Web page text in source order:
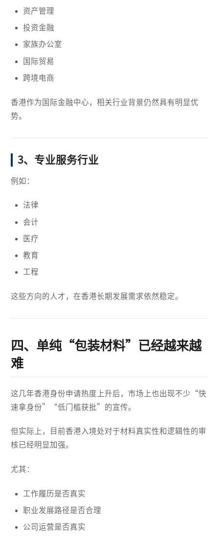
资产管理
投资金融
家族办公室
国际贸易
跨境电商
香港作为国际金融中心，相关行业背景仍然具有明显优
势。
3、专业服务行业
例如：
法律
会计
医疗
教育
工程
这些方向的人才，在香港长期发展需求依然稳定。
四、单纯“包装材料”已经越来越
难
这几年香港身份申请热度上升后，市场上也出现不少“快
速拿身份”“低门槛获批”的宣传。
但实际上，目前香港入境处对于材料真实性和逻辑性的审
核已经明显加强。
尤其：
工作履历是否真实
职业发展路径是否合理
公司运营是否真实